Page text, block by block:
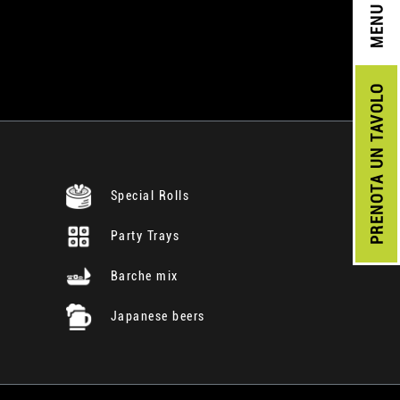
PRENOTA
UN TAVOLO
MENU
Special Rolls
Party Trays
Barche mix
Japanese beers